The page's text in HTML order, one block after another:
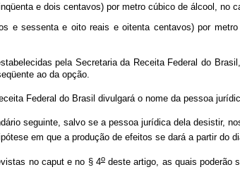
e dois centavos) por metro cúbico de álcool, no
e sessenta e oito reais e oitenta centavos) por
pela Secretaria da Receita Federal do
ao da opção.
Federal do Brasil divulgará o nome da pessoa
seguinte, salvo se a pessoa jurídica dela desistir,
em que a produção de efeitos se dará a partir do
no caput e no § 4odeste artigo, as quais poderão